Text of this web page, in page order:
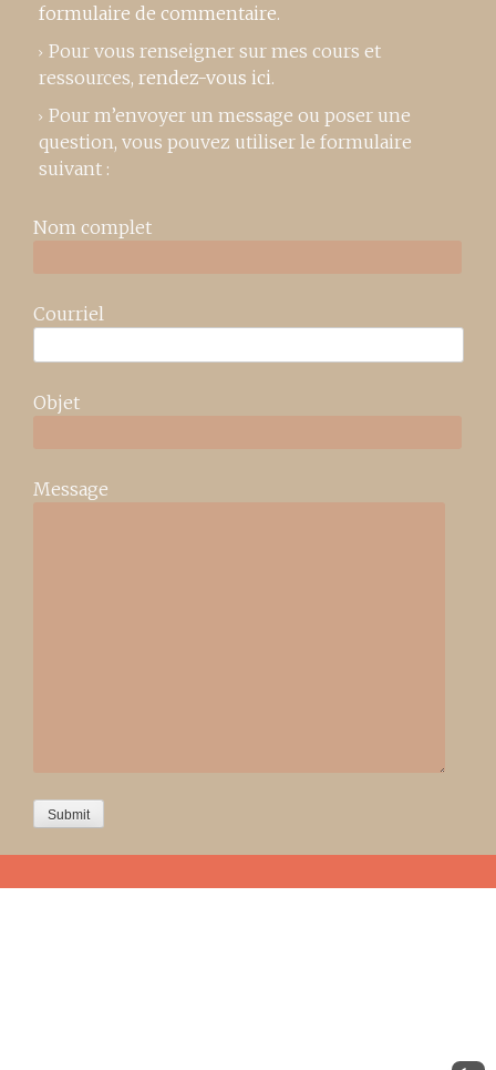
formulaire de commentaire.
Pour vous renseigner sur mes cours et
ressources, rendez-vous ici.
Pour m’envoyer un message ou poser une
question, vous pouvez utiliser le formulaire
suivant :
Nom complet
Courriel
Objet
Message